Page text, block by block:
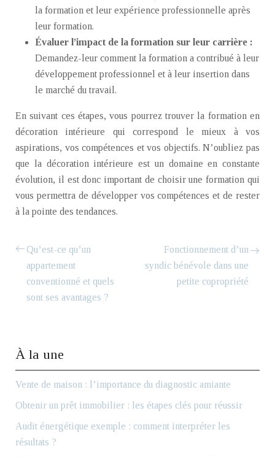
la formation et leur expérience professionnelle après
leur formation.
Évaluer l’impact de la formation sur leur carrière :
Demandez-leur comment la formation a contribué à leur
développement professionnel et à leur insertion dans
le marché du travail.
En suivant ces étapes, vous pourrez trouver la formation en
décoration intérieure qui correspond le mieux à vos
aspirations, vos compétences et vos objectifs. N’oubliez pas
que la décoration intérieure est un domaine en constante
évolution, il est donc important de choisir une formation qui
vous permettra de développer vos compétences et de rester
à la pointe des tendances.
Qu’est-ce qu’un
appartement
conventionné et quels
sont ses avantages ?
Fonctionnement d’un
syndic bénévole dans une
petite copropriété
À la une
Vente de maison : l’importance du diagnostic amiante
Obtenir un prêt immobilier : les étapes clés pour réussir
Audit énergétique exemple : comment interpréter les
résultats ?